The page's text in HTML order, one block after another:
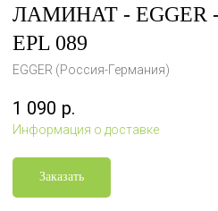
ЛАМИНАТ - EGGER
EPL 089
EGGER (Россия-Германия)
1 090 р.
Информация о доставке
Заказать